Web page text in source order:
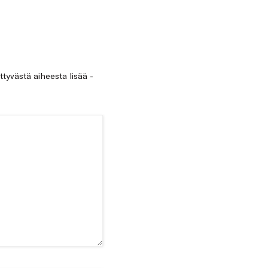
aiheesta lisää -